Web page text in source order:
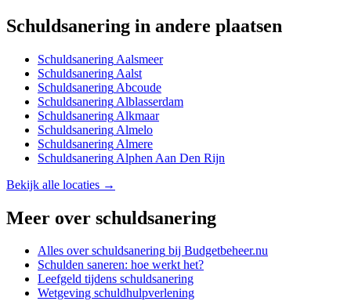
Schuldsanering in andere plaatsen
Schuldsanering Aalsmeer
Schuldsanering Aalst
Schuldsanering Abcoude
Schuldsanering Alblasserdam
Schuldsanering Alkmaar
Schuldsanering Almelo
Schuldsanering Almere
Schuldsanering Alphen Aan Den Rijn
Bekijk alle locaties →
Meer over schuldsanering
Alles overschuldsanering bij Budgetbeheer.nu
Schulden saneren: hoe werkt het?
Leefgeld tijdens schuldsanering
Wetgeving schuldhulpverlening